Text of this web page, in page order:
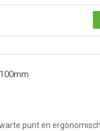
punt en